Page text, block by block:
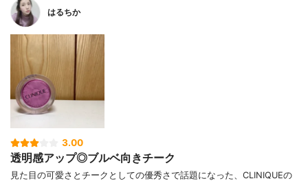
はるちか
3.00
透明感アップ◎ブルベ向きチーク
見た目の可愛さとチークとしての優秀さで話題になった、CLINIQUEの